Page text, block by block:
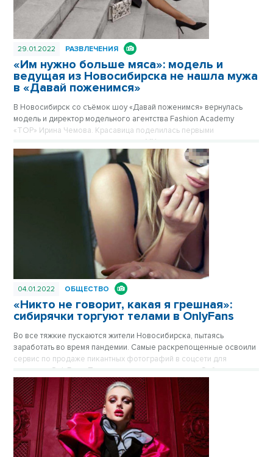
29.01.2022 РАЗВЛЕЧЕНИЯ
«Им нужно больше мяса»: модель и
ведущая из Новосибирска не нашла мужа
в «Давай поженимся»
В Новосибирск со съёмок шоу «Давай поженимся» вернулась
модель и директор модельного агентства Fashion Academy
«TOP» Ирина Чемова. Красавица поделилась первыми
впечатлениями с корреспондентом VN.ru.
04.01.2022 ОБЩЕСТВО
«Никто не говорит, какая я грешная»:
сибирячки торгуют телами в OnlyFans
Во все тяжкие пускаются жители Новосибирска, пытаясь
заработать во время пандемии. Самые раскрепощенные освоили
сервис по продаже пикантных фотографий в соцсети для
взрослых OnlyFans. Популярность этого ресурса в Сибири
невысока, но желающих сорвать куш предостаточно. Насколько в
эру интернета велик спрос на такой контент? Мы задали этот
вопрос вебкам-моделям. Публикуется повторно в рубрике
«Лучшие материалы VN.RU 2021».